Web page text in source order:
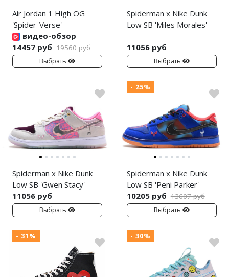
Air Jordan 1 High OG
'Spider-Verse'
видео-обзор
14457 руб 19560 руб
Выбрать
Spiderman x Nike Dunk
Low SB 'Miles Morales'
11056 руб
Выбрать
Spiderman x Nike Dunk
Low SB 'Gwen Stacy'
11056 руб
Выбрать
- 25%
Spiderman x Nike Dunk
Low SB 'Peni Parker'
10205 руб 13607 руб
Выбрать
- 31% - 30%